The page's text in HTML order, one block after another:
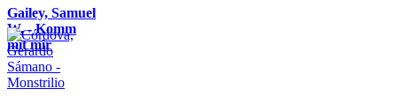
Gailey, Samuel
W. - Komm
mit mir